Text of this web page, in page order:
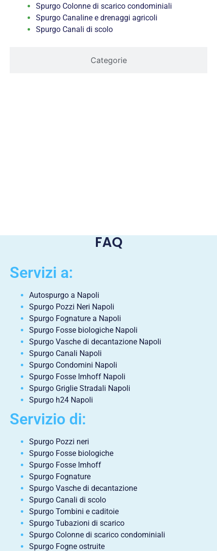
Categorie
Spurgo Colonne di scarico condominiali
Spurgo Canaline e drenaggi agricoli
Spurgo Canali di scolo
FAQ
Servizi a:
Autospurgo a Napoli
Spurgo Pozzi Neri Napoli
Spurgo Fognature a Napoli
Spurgo Fosse biologiche Napoli
Spurgo Vasche di decantazione Napoli
Spurgo Canali Napoli
Spurgo Condomini Napoli
Spurgo Fosse Imhoff Napoli
Spurgo Griglie Stradali Napoli
Spurgo h24 Napoli
Servizio di:
Spurgo Pozzi neri
Spurgo Fosse biologiche
Spurgo Fosse Imhoff
Spurgo Fognature
Spurgo Vasche di decantazione
Spurgo Canali di scolo
Spurgo Tombini e caditoie
Spurgo Tubazioni di scarico
Spurgo Colonne di scarico condominiali
Spurgo Fogne ostruite